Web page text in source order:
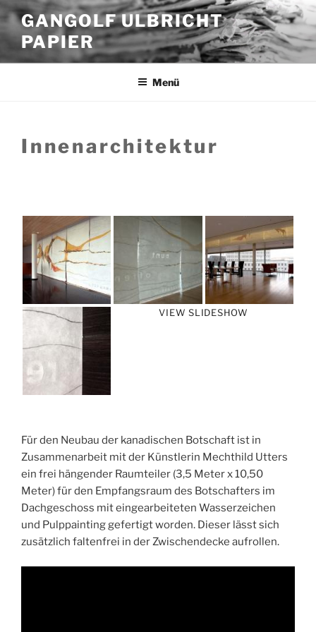
Zum
Inhalt
springen
GANGOLF ULBRICHT
PAPIER
Menü
Innenarchitektur
VIEW SLIDESHOW
Für den Neubau der kanadischen Botschaft ist in
Zusammenarbeit mit der Künstlerin Mechthild Utters
ein frei hängender Raumteiler (3,5 Meter x 10,50
Meter) für den Empfangsraum des Botschafters im
Dachgeschoss mit eingearbeiteten Wasserzeichen
und Pulppainting gefertigt worden. Dieser lässt sich
zusätzlich faltenfrei in der Zwischendecke aufrollen.